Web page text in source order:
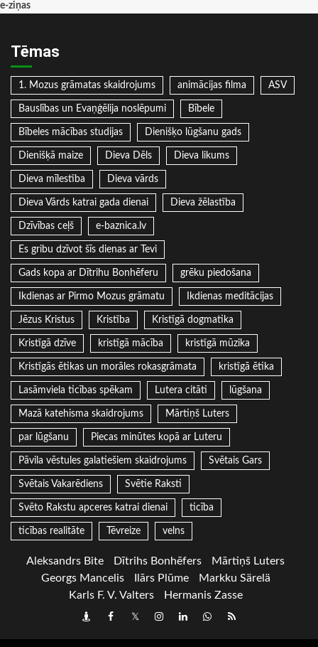
e-ziņas
Tēmas
1. Mozus grāmatas skaidrojums animācijas filma ASV
Bauslības un Evaņģēlija noslēpumi Bībele
Bībeles mācības studijas Dienišķo lūgšanu gads
Dienišķā maize Dieva Dēls Dieva likums
Dieva mīlestība Dieva vārds
Dieva Vārds katrai gada dienai Dieva žēlastība
Dzīvības ceļš e-baznica.lv
Es gribu dzīvot šīs dienas ar Tevi
Gads kopa ar Dītrihu Bonhēferu grēku piedošana
Ikdienas ar Pirmo Mozus grāmatu Ikdienas meditācijas
Jēzus Kristus Kristība Kristīgā dogmatika
Kristīgā dzīve kristīgā mācība kristīgā mūzika
Kristīgās ētikas un morāles rokasgrāmata kristīgā ētika
Lasāmviela ticības spēkam Lutera citāti lūgšana
Mazā katehisma skaidrojums Mārtiņš Luters
par lūgšanu Piecas minūtes kopā ar Luteru
Pāvila vēstules galatiešiem skaidrojums Svētais Gars
Svētais Vakarēdiens Svētie Raksti
Svēto Rakstu apceres katrai dienai ticība
ticības realitāte Tēvreize velns
Aleksandrs Bite Dītrihs Bonhēfers
Mārtiņš Luters
Georgs Mancelis
Ilārs Plūme
Markku Särelä
Karls F. V. Valters
Hermanis Zasse
DraugiemFacebook
TwitterInstagram
LinkedInwhatsapp
RSS